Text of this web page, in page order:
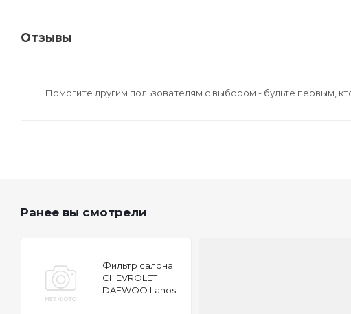
Отзывы
Помогите другим пользователям с выбором - будьте первым,
Ранее вы смотрели
Фильтр салона
CHEVROLET
DAEWOO Lanos